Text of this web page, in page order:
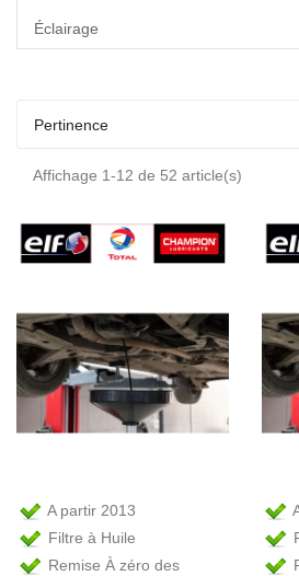
Éclairage
Pertinence
Affichage 1-12 de 52 article(s)
A partir 2013
Filtre à Huile
Remise À zéro des